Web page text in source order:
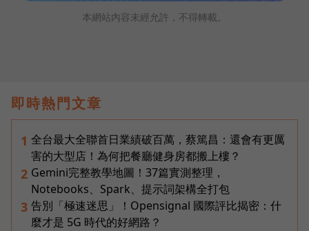
本網站內容未經允許，不得轉載。
即時熱門文章
1 全台最大全聯首日業績破百萬，蔡篤昌：還會有更厲
害的大型店！為何把餐廳健身房都搬上樓？
2 Gemini完整教學地圖！37篇實測整理，
Notebooks、Spark、提示詞架構全打包
3 告別「極速迷思」！Opensignal 國際評比揭密：什
麼才是 5G 時代的好網路？